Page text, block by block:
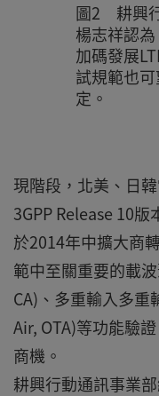
圖2 耕興
楊志祥認
加碼發展
試規範也
定。
現階段，北美、日
3GPP Release 10
於2014年中擴大商
範中至關重要的載
CA)、多重輸入多
Air, OTA)等功能驗
商機。
耕興行動通訊事業